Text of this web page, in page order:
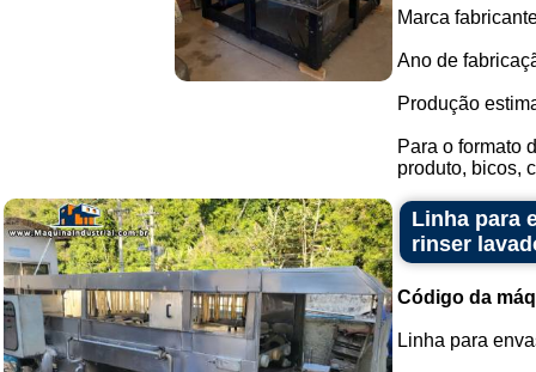
Marca
Ano de
Produção
Para o formato
produto, bicos,
Linha para
rinser
Código da
Linha para